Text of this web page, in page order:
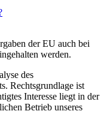
der EU auch bei
werden.
des
Rechtsgrundlage ist
Interesse liegt in der
Betrieb unseres